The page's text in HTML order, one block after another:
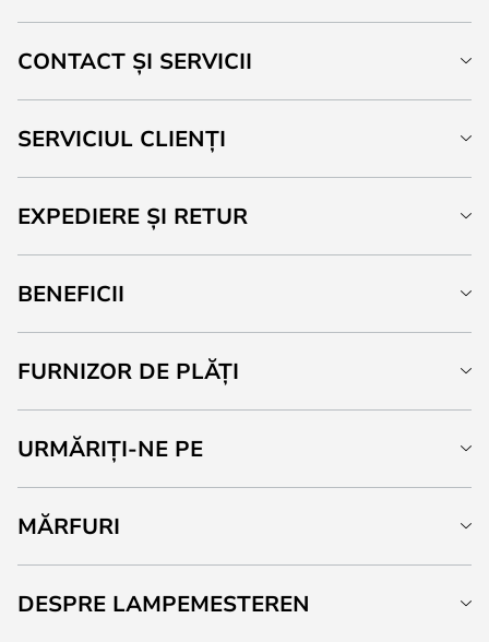
CONTACT ȘI SERVICII
SERVICIUL CLIENȚI
EXPEDIERE ȘI RETUR
BENEFICII
FURNIZOR DE PLĂȚI
URMĂRIȚI-NE PE
MĂRFURI
DESPRE LAMPEMESTEREN